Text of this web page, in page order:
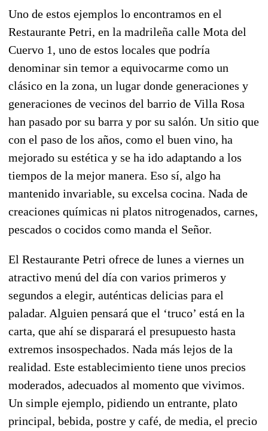
Uno de estos ejemplos lo encontramos en el
Restaurante Petri, en la madrileña calle Mota del
Cuervo 1, uno de estos locales que podría
denominar sin temor a equivocarme como un
clásico en la zona, un lugar donde generaciones y
generaciones de vecinos del barrio de Villa Rosa
han pasado por su barra y por su salón. Un sitio que
con el paso de los años, como el buen vino, ha
mejorado su estética y se ha ido adaptando a los
tiempos de la mejor manera. Eso sí, algo ha
mantenido invariable, su excelsa cocina. Nada de
creaciones químicas ni platos nitrogenados, carnes,
pescados o cocidos como manda el Señor.
El Restaurante Petri ofrece de lunes a viernes un
atractivo menú del día con varios primeros y
segundos a elegir, auténticas delicias para el
paladar. Alguien pensará que el ‘truco’ está en la
carta, que ahí se disparará el presupuesto hasta
extremos insospechados. Nada más lejos de la
realidad. Este establecimiento tiene unos precios
moderados, adecuados al momento que vivimos.
Un simple ejemplo, pidiendo un entrante, plato
principal, bebida, postre y café, de media, el precio